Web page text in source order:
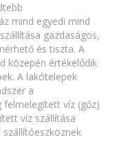
mind egyedi mind
gazdaságos,
és tiszta. A
közepén értékelődik
A lakótelepek
a
víz (gőz)
víz szállítása